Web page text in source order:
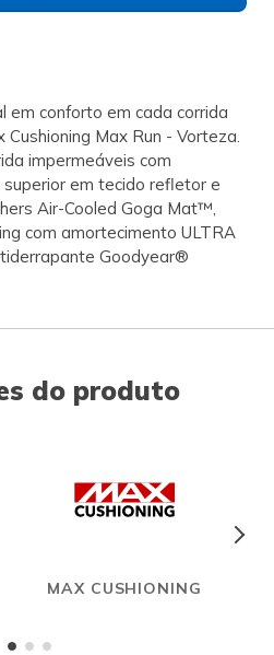
em conforto em cada corrida
Max Run - Vorteza.
impermeáveis com
em tecido refletor e
Air-Cooled Goga Mat™,
com amortecimento ULTRA
Goodyear®
do produto
MAX CUSHIONING